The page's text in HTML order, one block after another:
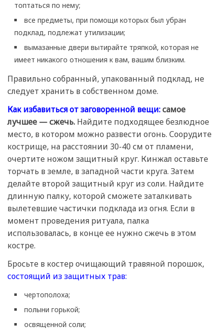
топтаться по нему;
все предметы, при помощи которых был убран
подклад, подлежат утилизации;
вымазанные двери вытирайте тряпкой, которая не
имеет никакого отношения к вам, вашим близким.
Правильно собранный, упакованный подклад, не
следует хранить в собственном доме.
Как избавиться от заговоренной вещи:самое
лучшее — сжечь. Найдите подходящее безлюдное
место, в котором можно развести огонь. Соорудите
кострище, на расстоянии 30-40 см от пламени,
очертите ножом защитный круг. Кинжал оставьте
торчать в земле, в западной части круга. Затем
делайте второй защитный круг из соли. Найдите
длинную палку, которой сможете заталкивать
вылетевшие частички подклада из огня. Если в
момент проведения ритуала, палка
использовалась, в конце ее нужно сжечь в этом
костре.
Бросьте в костер очищающий травяной порошок,
состоящий из защитных трав:
чертополоха;
полыни горькой;
освященной соли;